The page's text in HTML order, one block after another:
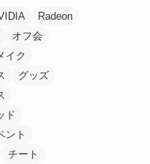
Radeon
オフ会
イク
グッズ
ド
ント
チート